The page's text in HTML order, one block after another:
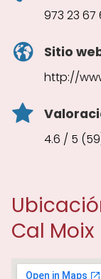
973 23 67
Sitio
http://
4.6 / 5
Cal Moix